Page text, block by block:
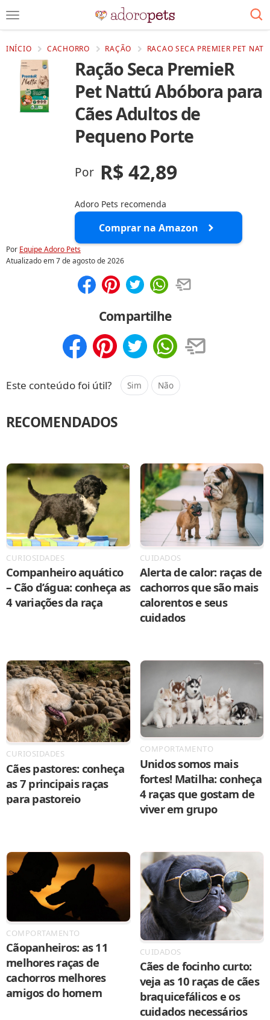
INÍCIO CACHORRO RAÇÃO RACAO SECA PREMIER PET
Ração Seca PremieR
Pet Nattú Abóbora para
Cães Adultos de
Pequeno Porte
Por R$ 42,89
Adoro Pets recomenda
Comprar na Amazon
Por Equipe Adoro Pets
Atualizado em7 de agosto de 2026
Compartilhe
Este conteúdo foi útil? Sim Não
RECOMENDADOS
CURIOSIDADES
Companheiro aquático
– Cão d’água: conheça as
4 variações da raça
CUIDADOS
Alerta de calor: raças de
cachorros que são mais
calorentos e seus
cuidados
CURIOSIDADES
Cães pastores: conheça
as 7 principais raças
para pastoreio
COMPORTAMENTO
Unidos somos mais
fortes! Matilha: conheça
4 raças que gostam de
viver em grupo
COMPORTAMENTO
Cãopanheiros: as 11
melhores raças de
cachorros melhores
amigos do homem
CUIDADOS
Cães de focinho curto:
veja as 10 raças de cães
braquicefálicos e os
cuidados necessários